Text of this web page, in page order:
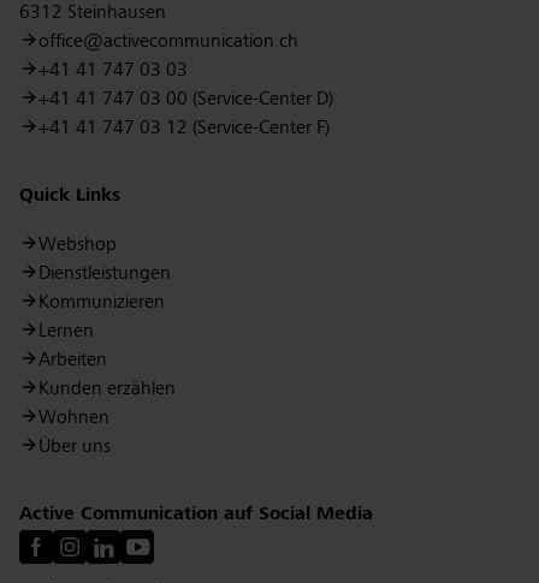
6312 Steinhausen
office@activecommunication.ch
+41 41 747 03 03
+41 41 747 03 00 (Service-Center D)
+41 41 747 03 12 (Service-Center F)
Quick Links
Webshop
Dienstleistungen
Kommunizieren
Lernen
Arbeiten
Kunden erzählen
Wohnen
Über uns
Active Communication auf Social Media